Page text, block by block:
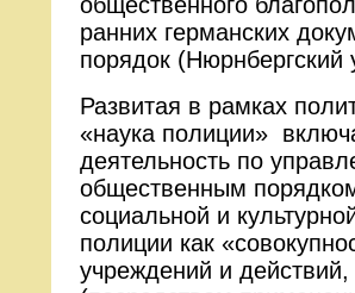
ранних германских
порядок (Нюрнбергский
Развитая в рамках
«наука полиции»
деятельность по
общественным
социальной и
полиции как
учреждений и